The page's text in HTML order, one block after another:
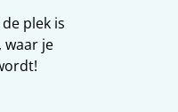
plek is
waar je